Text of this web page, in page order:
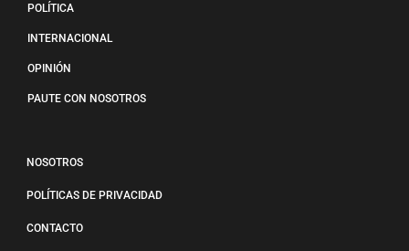
POLÍTICA
INTERNACIONAL
OPINIÓN
PAUTE CON NOSOTROS
NOSOTROS
POLÍTICAS DE PRIVACIDAD
CONTACTO